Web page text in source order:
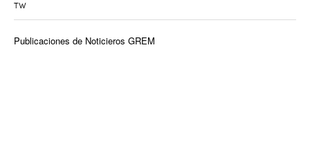
TW
Publicaciones de Noticieros GREM